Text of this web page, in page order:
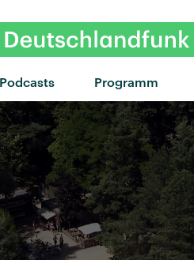
Podcasts Programm
"7563" von